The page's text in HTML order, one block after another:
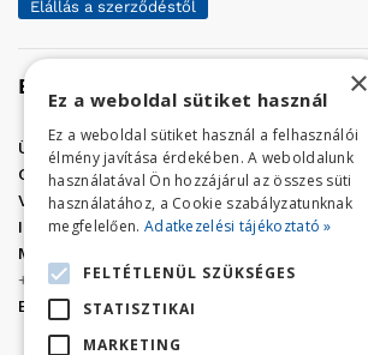
Elállás a szerződéstől
Elérhetőség
Üzletünk címe:
Szolnok, Vércse út 17.
Golf Center Áruház:06 (56) 423-324
VÁR-Kert Áruház: 06 (56) 429-771
Iroda:06 (56) 421-857
Megrendelés, termék információ:
+36 (70) 938-3356
E-mail:
golfaruhaz@gmail.com
×
Ez a weboldal sütiket használ
Ez a weboldal sütiket használ a felhasználói
élmény javítása érdekében. A weboldalunk
használatával Ön hozzájárul az összes süti
használatához, a Cookie szabályzatunknak
megfelelően. Adatkezelési tájékoztató »
FELTÉTLENÜL SZÜKSÉGES
STATISZTIKAI
MARKETING